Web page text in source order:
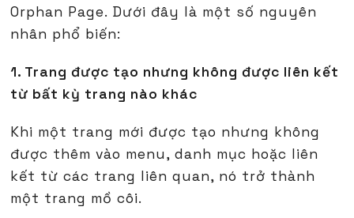
Orphan Page. Dưới đây là một số nguyên
nhân phổ biến:
1. Trang được tạo nhưng không được liên kết
từ bất kỳ trang nào khác
Khi một trang mới được tạo nhưng không
được thêm vào menu, danh mục hoặc liên
kết từ các trang liên quan, nó trở thành
một trang mồ côi.